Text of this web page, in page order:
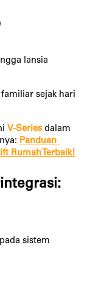
lansia
familiar sejak hari
V-Series dalam
Panduan
Rumah Terbaik!
sistem